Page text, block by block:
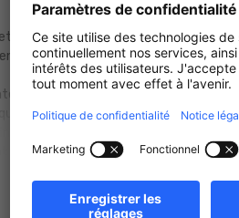
d’expérience, Rooftop Immobilier a
immobilière reconnue et
ou de la location des biens
la rénovation et la transformation,
ainsi son choix de diversification.